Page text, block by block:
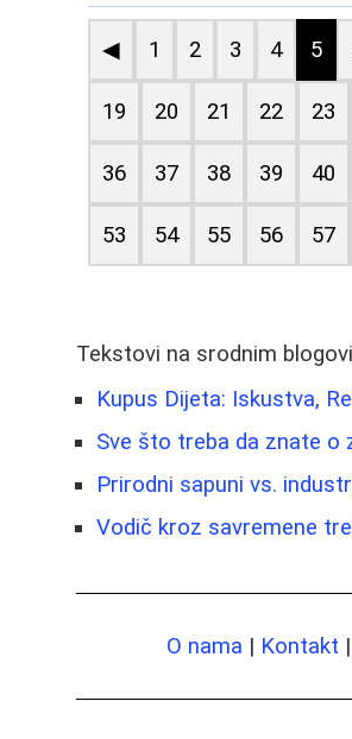
◀ 1 2 3 4 5
19 20 21 22 23
36 37 38 39 40
53 54 55 56 57
Tekstovi na srodnim
Kupus Dijeta: Iskustva,
Sve što treba da znate o
Prirodni sapuni vs.
Vodič kroz savremene
O nama | Kontakt |